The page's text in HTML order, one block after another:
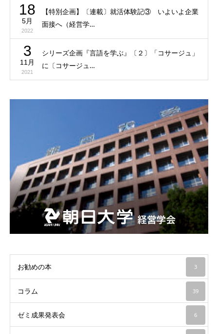
18
5月
2022
【特別企画】〔連載〕就活体験記③ いよいよ企業
面接へ（経営学…
3
11月
2021
シリーズ企画『言語を学ぶ』〔２〕「コサージュ」
に〔コサージュ…
お勧めの本 3
コラム 39
ゼミ成果発表会 6